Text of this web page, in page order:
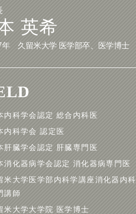
英希
年 久留米大学 医学部卒、医学博士
内科学会認定 総合内科医
内科学会 認定医
肝臓学会認定 肝臓専門医
消化器病学会認定 消化器病専門医
米大学医学部内科学講座消化器内科
講師
米大学大学院 医学博士